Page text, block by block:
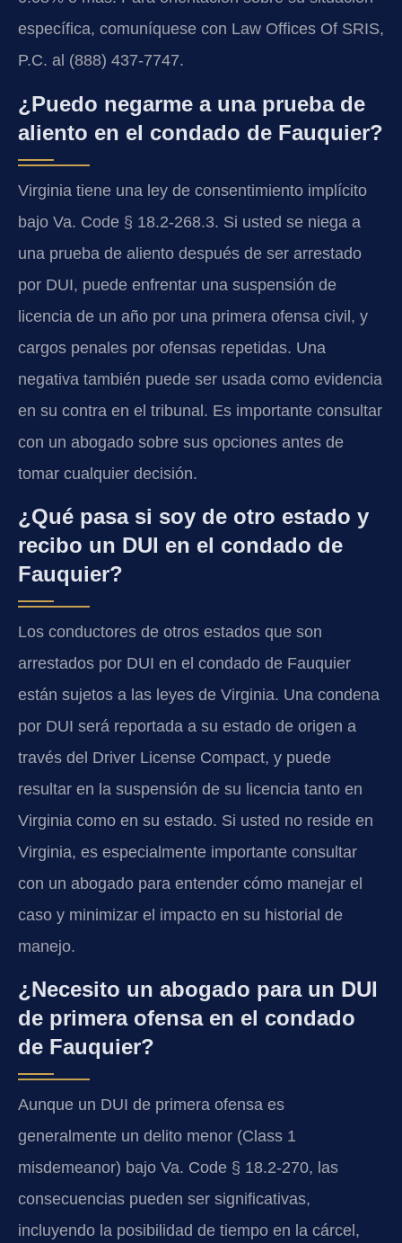
específica, comuníquese con Law Offices Of SRIS,
P.C. al (888) 437-7747.
¿Puedo negarme a una prueba de
aliento en el condado de Fauquier?
Virginia tiene una ley de consentimiento implícito
bajo Va. Code § 18.2-268.3. Si usted se niega a
una prueba de aliento después de ser arrestado
por DUI, puede enfrentar una suspensión de
licencia de un año por una primera ofensa civil, y
cargos penales por ofensas repetidas. Una
negativa también puede ser usada como evidencia
en su contra en el tribunal. Es importante consultar
con un abogado sobre sus opciones antes de
tomar cualquier decisión.
¿Qué pasa si soy de otro estado y
recibo un DUI en el condado de
Fauquier?
Los conductores de otros estados que son
arrestados por DUI en el condado de Fauquier
están sujetos a las leyes de Virginia. Una condena
por DUI será reportada a su estado de origen a
través del Driver License Compact, y puede
resultar en la suspensión de su licencia tanto en
Virginia como en su estado. Si usted no reside en
Virginia, es especialmente importante consultar
con un abogado para entender cómo manejar el
caso y minimizar el impacto en su historial de
manejo.
¿Necesito un abogado para un DUI
de primera ofensa en el condado
de Fauquier?
Aunque un DUI de primera ofensa es
generalmente un delito menor (Class 1
misdemeanor) bajo Va. Code § 18.2-270, las
consecuencias pueden ser significativas,
incluyendo la posibilidad de tiempo en la cárcel,